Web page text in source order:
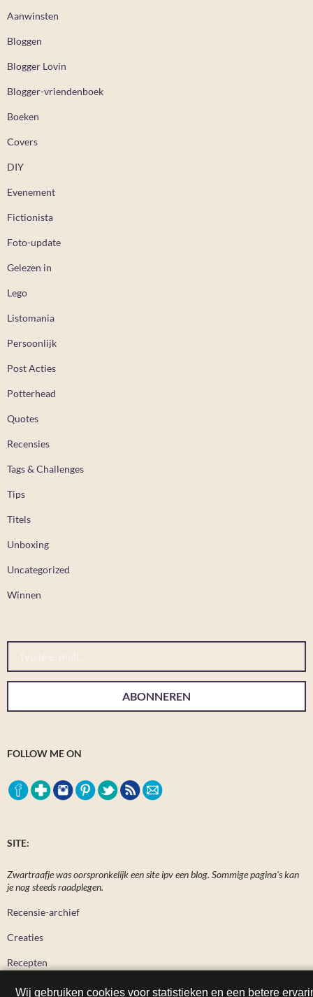
Aanwinsten
Bloggen
Blogger Lovin
Blogger-vriendenboek
Boeken
Covers
DIY
Evenement
Fictionista
Foto-update
Gelezen in
Lego
Listomania
Persoonlijk
Post Acties
Potterhead
Quotes
Recensies
Tags & Challenges
Tips
Titels
Unboxing
Uncategorized
Winnen
Typ je e-mail...
ABONNEREN
FOLLOW ME ON
SITE:
Zwartraafje was oorspronkelijk een site ipv een blog. Sommige pagina's kan
je nog steeds raadplegen.
Recensie-archief
Creaties
Recepten
Wij gebruiken cookies voor statistieken en een betere